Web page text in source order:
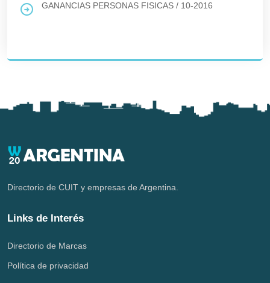
GANANCIAS PERSONAS FISICAS / 10-2016
Directorio de CUIT y empresas de Argentina.
Links de Interés
Directorio de Marcas
Política de privacidad